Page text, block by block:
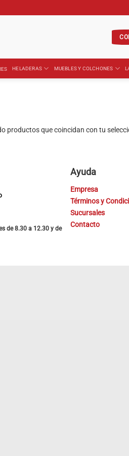
HELADERAS MUEBLES Y COLCHONES
productos que coincidan con tu
de 8.30 a 12.30 y de
Ayuda
Empresa
Términos y
Sucursales
Contacto